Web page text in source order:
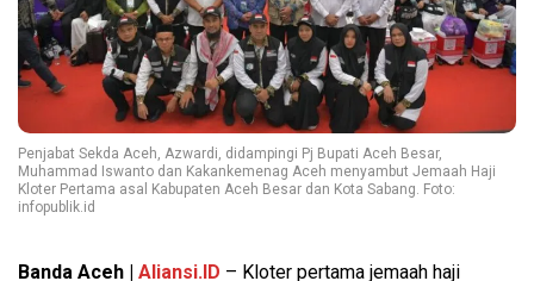
Penjabat Sekda Aceh, Azwardi, didampingi Pj Bupati Aceh Besar,
Muhammad Iswanto dan Kakankemenag Aceh menyambut Jemaah Haji
Kloter Pertama asal Kabupaten Aceh Besar dan Kota Sabang. Foto:
infopublik.id
Banda Aceh | Aliansi.ID – Kloter pertama jemaah haji